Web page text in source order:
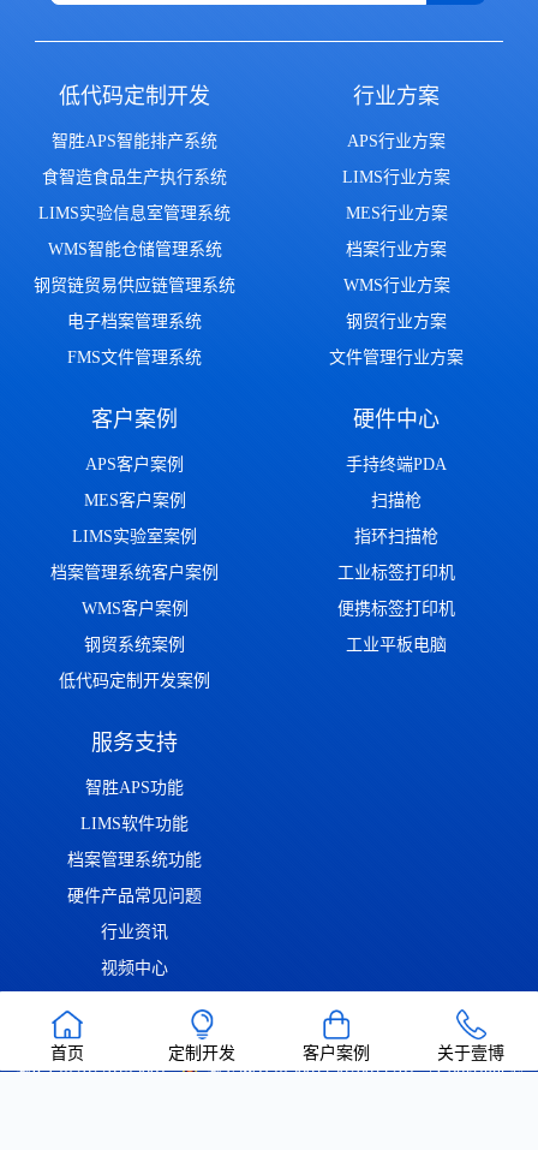
首页 定制开发 客户案例 关于壹博
低代码定制开发
智胜APS智能排产系统
食智造食品生产执行系统
LIMS实验信息室管理系统
WMS智能仓储管理系统
钢贸链贸易供应链管理系统
电子档案管理系统
FMS文件管理系统
行业方案
APS行业方案
LIMS行业方案
MES行业方案
档案行业方案
WMS行业方案
钢贸行业方案
文件管理行业方案
客户案例
APS客户案例
MES客户案例
LIMS实验室案例
档案管理系统客户案例
WMS客户案例
钢贸系统案例
低代码定制开发案例
硬件中心
手持终端PDA
扫描枪
指环扫描枪
工业标签打印机
便携标签打印机
工业平板电脑
服务支持
智胜APS功能
LIMS软件功能
档案管理系统功能
硬件产品常见问题
行业资讯
视频中心
渝ICP备2022014306号 渝公网安备50011302001126号| Copyright ©